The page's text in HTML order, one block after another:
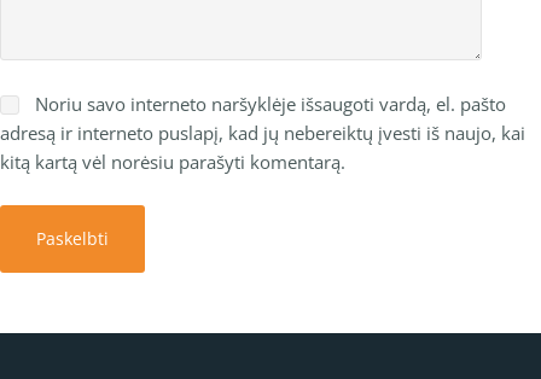
Noriu savo interneto naršyklėje išsaugoti vardą, el. pašto
adresą ir interneto puslapį, kad jų nebereiktų įvesti iš naujo, kai
kitą kartą vėl norėsiu parašyti komentarą.
Paskelbti